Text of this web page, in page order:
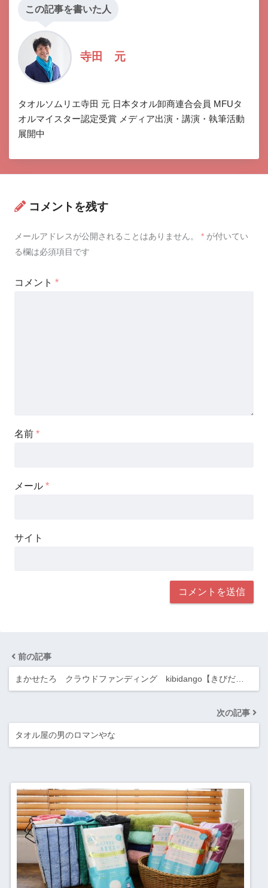
この記事を書いた人
寺田 元
タオルソムリエ寺田 元 日本タオル卸商連合会員 MFUタ
オルマイスター認定受賞 メディア出演・講演・執筆活動
展開中
コメントを残す
メールアドレスが公開されることはありません。 * が付いてい
る欄は必須項目です
コメント *
名前 *
メール *
サイト
前の記事
まかせたろ クラウドファンディング kibidango【きびだ…
次の記事
タオル屋の男のロマンやな